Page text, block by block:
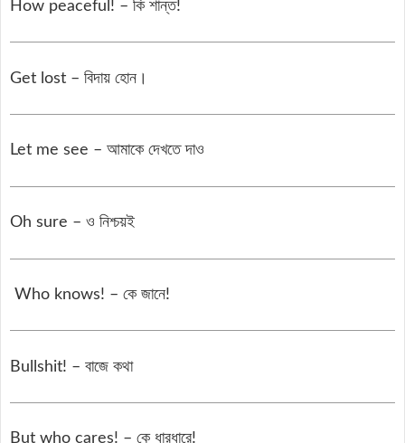
How peaceful! – কি শান্ত!
Get lost – বিদায় হোন।
Let me see – আমাকে দেখতে দাও
Oh sure – ও নিশ্চয়ই
Who knows! – কে জানে!
Bullshit! – বাজে কথা
But who cares! – কে ধারধারে!